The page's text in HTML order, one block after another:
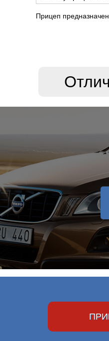
Прицеп